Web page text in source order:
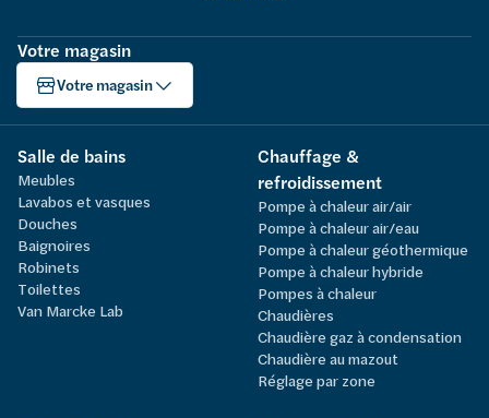
Votre magasin
Votre magasin
Salle de bains
Meubles
Lavabos et vasques
Douches
Baignoires
Robinets
Toilettes
Van Marcke Lab
Chauffage &
refroidissement
Pompe à chaleur air/air
Pompe à chaleur air/eau
Pompe à chaleur géothermique
Pompe à chaleur hybride
Pompes à chaleur
Chaudières
Chaudière gaz à condensation
Chaudière au mazout
Réglage par zone